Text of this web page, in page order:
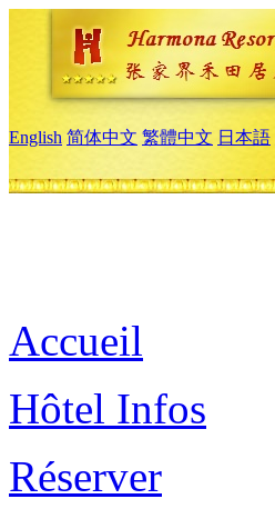
English 简体中文 繁體中文 日本語
Accueil
Hôtel Infos
Réserver